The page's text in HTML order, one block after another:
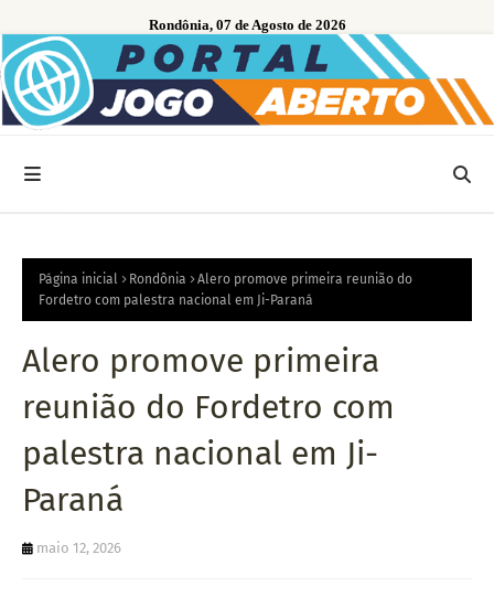
Rondônia, 07 de Agosto de 2026
Página inicial Rondônia
Alero promove primeira reunião do
Fordetro com palestra nacional em Ji-Paraná
Alero promove primeira
reunião do Fordetro com
palestra nacional em Ji-
Paraná
maio 12, 2026